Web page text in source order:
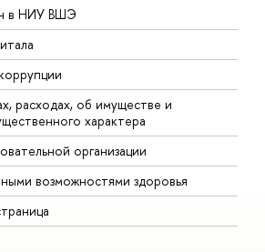
в НИУ ВШЭ
расходах, об имуществе и
характера
организации
возможностями здоровья